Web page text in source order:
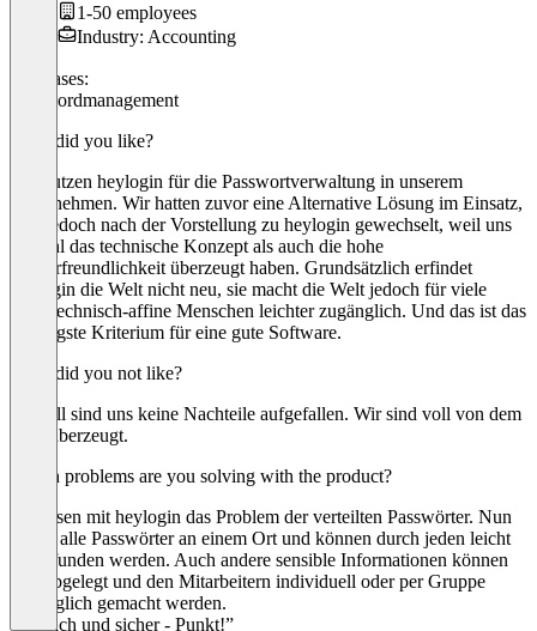
1-50 employees
Industry: Accounting
Use cases:
Passwordmanagement
What did you like?
Wir nutzen heylogin für die Passwortverwaltung in unserem
Unternehmen. Wir hatten zuvor eine Alternative Lösung im Einsatz,
sind jedoch nach der Vorstellung zu heylogin gewechselt, weil uns
sowohl das technische Konzept als auch die hohe
Nutzerfreundlichkeit überzeugt haben. Grundsätzlich erfindet
heylogin die Welt nicht neu, sie macht die Welt jedoch für viele
nicht technisch-affine Menschen leichter zugänglich. Und das ist das
wichtigste Kriterium für eine gute Software.
What did you not like?
Aktuell sind uns keine Nachteile aufgefallen. Wir sind voll von dem
Tool überzeugt.
Which problems are you solving with the product?
Wir lösen mit heylogin das Problem der verteilten Passwörter. Nun
liegen alle Passwörter an einem Ort und können durch jeden leicht
aufgefunden werden. Auch andere sensible Informationen können
dort abgelegt und den Mitarbeitern individuell oder per Gruppe
zugänglich gemacht werden.
“Einfach und sicher - Punkt!”